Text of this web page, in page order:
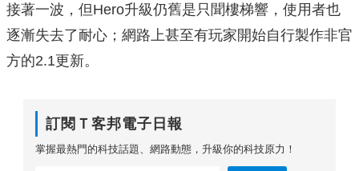
接著一波，但Hero升級仍舊是只聞樓梯響，使用者也
逐漸失去了耐心；網路上甚至有玩家開始自行製作非官
方的2.1更新。
訂閱Ｔ客邦電子日報
掌握最熱門的科技話題、網路動態，升級你的科技原力！